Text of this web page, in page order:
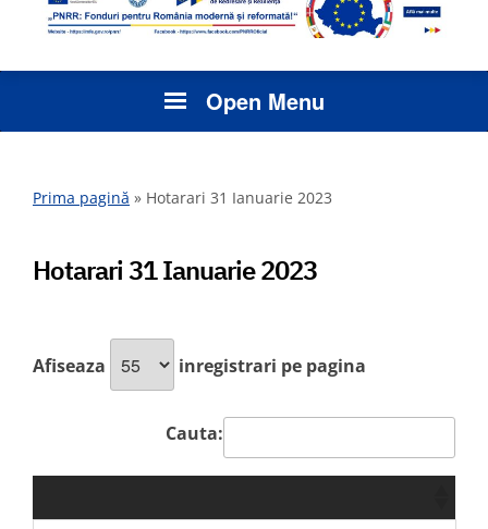
Open Menu
Prima pagină » Hotarari 31 Ianuarie 2023
Hotarari 31 Ianuarie 2023
Afiseaza inregistrari pe pagina
Cauta: